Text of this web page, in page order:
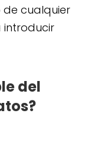
cualquier
introducir
del